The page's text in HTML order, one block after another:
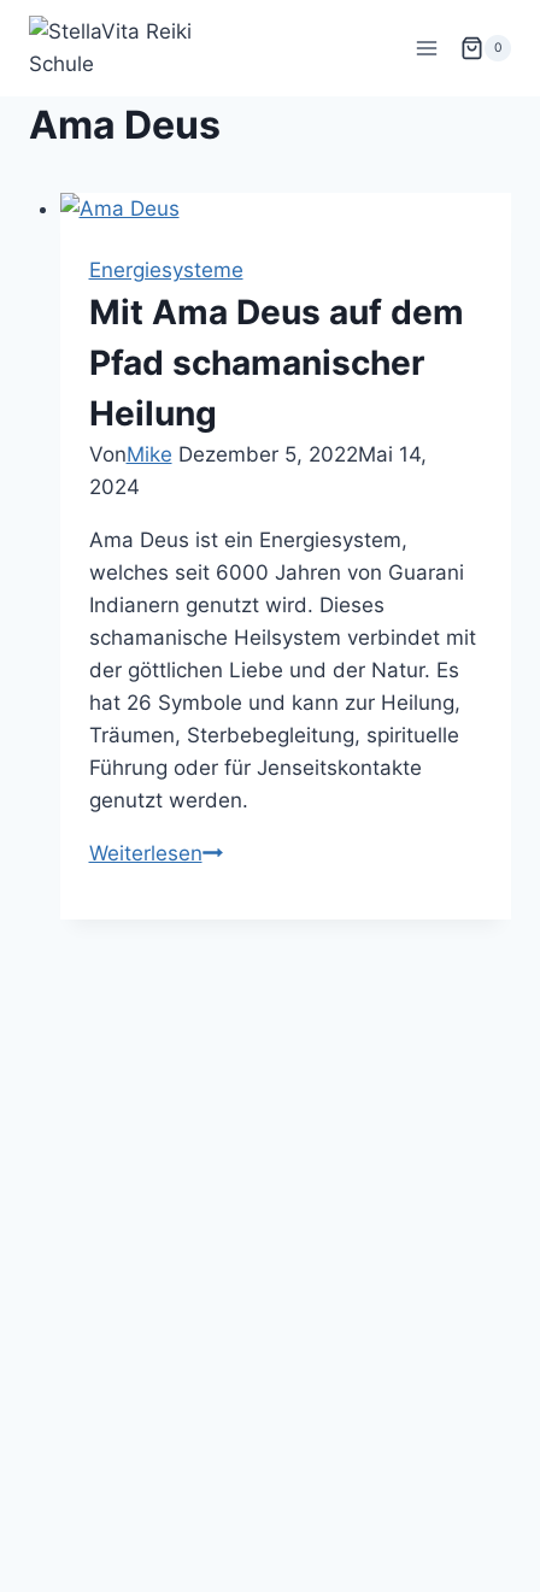
Zum
springen
0
Ama Deus
Energiesysteme
Mit Ama Deus auf dem
Pfad schamanischer
Heilung
VonMike Dezember 5, 2022Mai 14,
2024
Ama Deus ist ein Energiesystem,
welches seit 6000 Jahren von Guarani
Indianern genutzt wird. Dieses
schamanische Heilsystem verbindet mit
der göttlichen Liebe und der Natur. Es
hat 26 Symbole und kann zur Heilung,
Träumen, Sterbebegleitung, spirituelle
Führung oder für Jenseitskontakte
genutzt werden.
WeiterlesenMit